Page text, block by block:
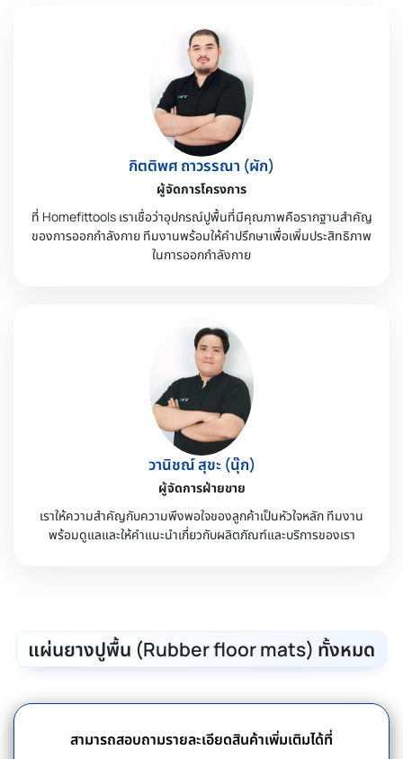
กิตติพศ ถาวรรณา (ผัก)
ผู้จัดการโครงการ
ที่ Homefittools เราเชื่อว่าอุปกรณ์ปูพื้นที่มีคุณภาพคือรากฐานสำคัญ
ของการออกกำลังกาย ทีมงานพร้อมให้คำปรึกษาเพื่อเพิ่มประสิทธิภาพ
ในการออกกำลังกาย
วานิชณ์ สุขะ (นุ๊ก)
ผู้จัดการฝ่ายขาย
เราให้ความสำคัญกับความพึงพอใจของลูกค้าเป็นหัวใจหลัก ทีมงาน
พร้อมดูแลและให้คำแนะนำเกี่ยวกับผลิตภัณฑ์และบริการของเรา
แผ่นยางปูพื้น (Rubber floor mats) ทั้งหมด
สามารถสอบถามรายละเอียดสินค้าเพิ่มเติมได้ที่